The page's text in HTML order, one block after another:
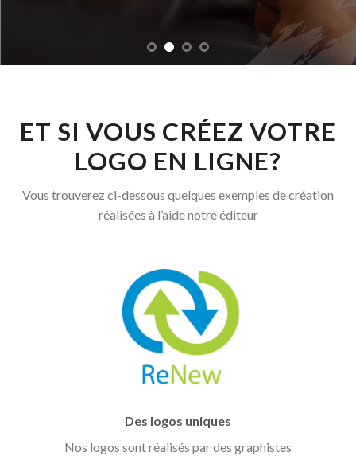
ET SI VOUS CRÉEZ VOTRE
LOGO EN LIGNE?
Vous trouverez ci-dessous quelques exemples de création
réalisées à l’aide notre éditeur
Des logos uniques
Nos logos sont réalisés par des graphistes